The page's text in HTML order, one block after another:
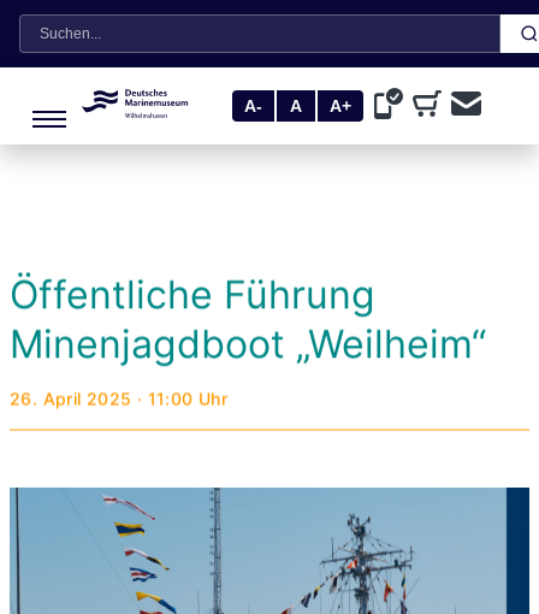
Suche
A- A A+
Öffentliche Führung
Minenjagdboot „Weilheim“
26. April 2025 · 11:00 Uhr